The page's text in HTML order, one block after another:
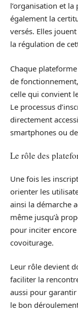
l’organisation et
également la
versés. Elles
la régulation de
Chaque
de
celle qui convient
Le processus
directement
smartphones ou
Le rôle des
Une fois les
orienter les
ainsi la démarche
même jusqu’à
pour inciter
covoiturage.
Leur rôle devient
faciliter la
aussi pour
le bon